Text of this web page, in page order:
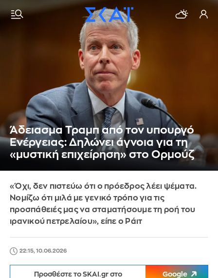
Άδειασμα Τραμπ από τον υπουργό
Ενέργειας: Δηλώνει άγνοια για τη
«μυστική επιχείρηση» στο Ορμούζ
«Όχι, δεν πιστεύω ότι ο πρόεδρος λέει ψέματα.
Νομίζω ότι μιλά με γενικό τρόπο για τις
προσπάθειές μας να σταματήσουμε τη ροή του
ιρανικού πετρελαίου», είπε ο Ράιτ
22:15, 10.06.2026
Προσθέστε το SKAI.gr στο Google